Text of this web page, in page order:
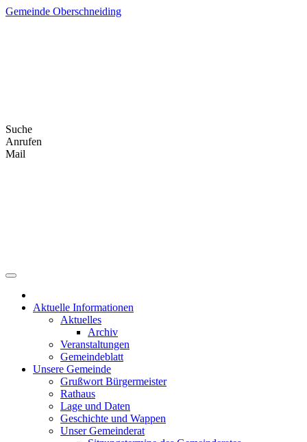
Skip
Gemeinde Oberschneiding
Suche
Anrufen
Mail
Aktuelle Informationen
Aktuelles
Archiv
Veranstaltungen
Gemeindeblatt
Unsere Gemeinde
Grußwort Bürgermeister
Rathaus
Lage und Daten
Geschichte und Wappen
Unser Gemeinderat